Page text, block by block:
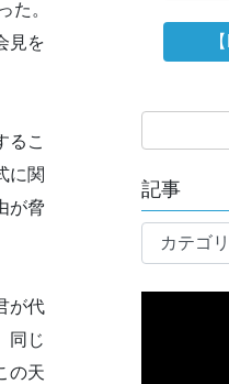
た。
見を
るこ
に関
が脅
が代
同じ
の天
記事
事